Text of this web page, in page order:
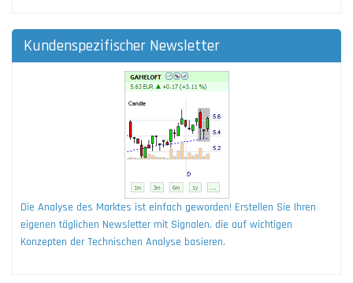
Kundenspezifischer Newsletter
Die Analyse des Marktes ist einfach geworden! Erstellen Sie Ihren
eigenen täglichen Newsletter mit Signalen, die auf wichtigen
Konzepten der Technischen Analyse basieren.